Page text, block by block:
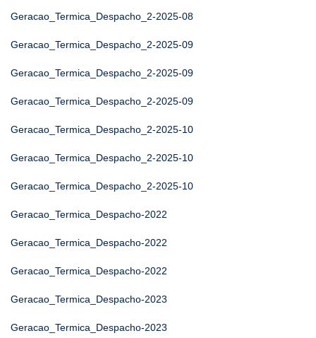
Geracao_Termica_Despacho_2-2025-08
Geracao_Termica_Despacho_2-2025-09
Geracao_Termica_Despacho_2-2025-09
Geracao_Termica_Despacho_2-2025-09
Geracao_Termica_Despacho_2-2025-10
Geracao_Termica_Despacho_2-2025-10
Geracao_Termica_Despacho_2-2025-10
Geracao_Termica_Despacho-2022
Geracao_Termica_Despacho-2022
Geracao_Termica_Despacho-2022
Geracao_Termica_Despacho-2023
Geracao_Termica_Despacho-2023